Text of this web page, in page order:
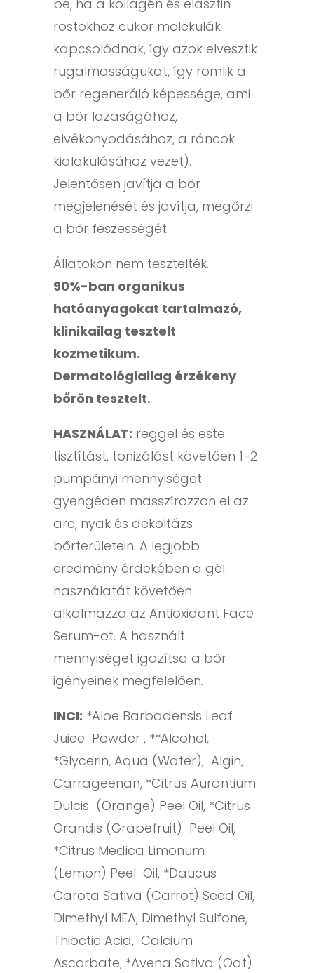
be, ha a kollagén és elasztin
rostokhoz cukor molekulák
kapcsolódnak, így azok elvesztik
rugalmasságukat, így romlik a
bőr regeneráló képessége, ami
a bőr lazaságához,
elvékonyodásához, a ráncok
kialakulásához vezet).
Jelentősen javítja a bőr
megjelenését és javítja, megőrzi
a bőr feszességét.
Állatokon nem tesztelték.
90%-ban organikus
hatóanyagokat tartalmazó,
klinikailag tesztelt
kozmetikum.
Dermatológiailag érzékeny
bőrön tesztelt.
HASZNÁLAT: reggel és este
tisztítást, tonizálást követően 1-2
pumpányi mennyiséget
gyengéden masszírozzon el az
arc, nyak és dekoltázs
bőrterületein. A legjobb
eredmény érdekében a gél
használatát követően
alkalmazza az Antioxidant Face
Serum-ot. A használt
mennyiséget igazítsa a bőr
igényeinek megfelelően.
INCI: *Aloe Barbadensis Leaf
Juice Powder , **Alcohol,
*Glycerin, Aqua (Water), Algin,
Carrageenan, *Citrus Aurantium
Dulcis (Orange) Peel Oil, *Citrus
Grandis (Grapefruit) Peel Oil,
*Citrus Medica Limonum
(Lemon) Peel Oil, *Daucus
Carota Sativa (Carrot) Seed Oil,
Dimethyl MEA, Dimethyl Sulfone,
Thioctic Acid, Calcium
Ascorbate, *Avena Sativa (Oat)